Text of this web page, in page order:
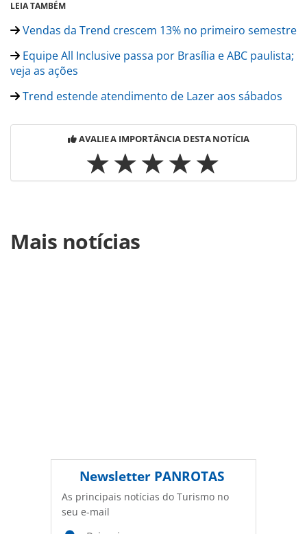
LEIA TAMBÉM
Vendas da Trend crescem 13% no primeiro semestre
Equipe All Inclusive passa por Brasília e ABC paulista;
veja as ações
Trend estende atendimento de Lazer aos sábados
AVALIE A IMPORTÂNCIA DESTA NOTÍCIA
https://www.panrotas.com.br/noticia-
turismo/mercado/2016/07/trend-abre-25-vagas-para-
Mais notícias
Newsletter PANROTAS
As principais notícias do Turismo no
seu e-mail